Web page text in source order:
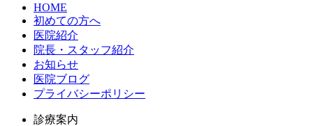
HOME
初めての方へ
医院紹介
院長・スタッフ紹介
お知らせ
医院ブログ
プライバシーポリシー
診療案内